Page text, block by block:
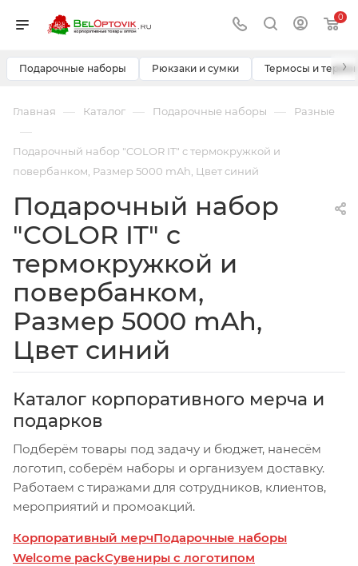
0
Подарочные наборы Рюкзаки и сумки Термосы и ›
Главная — Каталог — Подарочные наборы — Разные
—
Подарочный набор "COLOR IT" c термокружкой и
повербанком, Размер 5000 mAh, Цвет синий
Подарочный набор
"COLOR IT" c
термокружкой и
повербанком,
Размер 5000 mAh,
Цвет синий
Каталог корпоративного мерча и
подарков
Подберём товары под задачу и бюджет, нанесём
логотип, соберём наборы и организуем доставку.
Работаем с тиражами для сотрудников, клиентов,
мероприятий и промоакций.
Корпоративный мерчПодарочные наборы
Welcome packСувениры с логотипом